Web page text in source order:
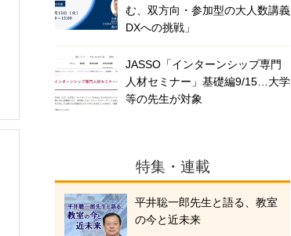
む、双方向・参加型の大人数講義
DXへの挑戦」
JASSO「インターンシップ専門
人材セミナー」基礎編9/15…大学
等の先生が対象
特集・連載
平井聡一郎先生と語る、教室
の今と近未来